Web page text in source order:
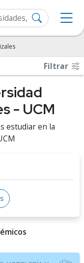
Filtrar
- UCM
estudiar en la